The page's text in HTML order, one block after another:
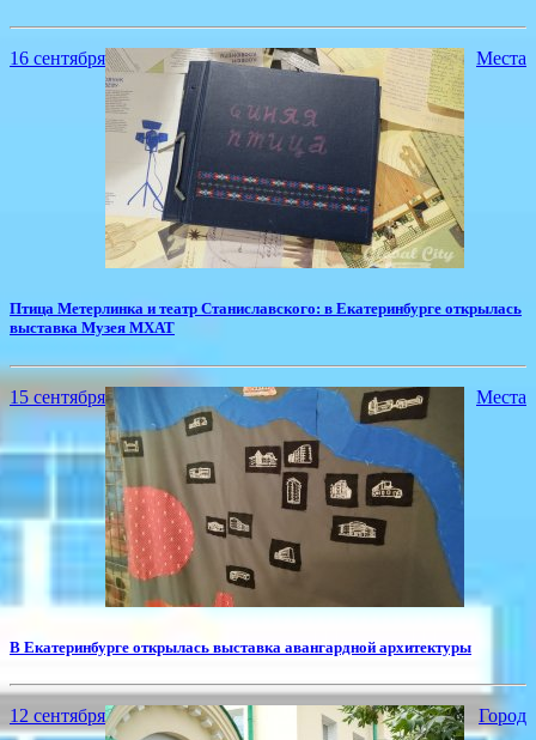
16 сентября Места
​Птица Метерлинка и театр Станиславского: в Екатеринбурге открылась
выставка Музея МХАТ
15 сентября Места
​В Екатеринбурге открылась выставка авангардной архитектуры
12 сентября Город